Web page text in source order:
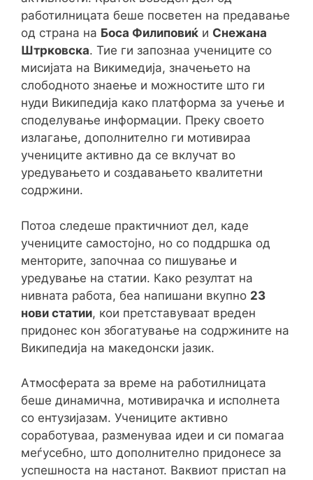
работилницата беше посветен на предавање
од страна на Боса Филиповиќ и Снежана
Штрковска. Тие ги запознаа учениците со
мисијата на Викимедија, значењето на
слободното знаење и можностите што ги
нуди Википедија како платформа за учење и
споделување информации. Преку своето
излагање, дополнително ги мотивираа
учениците активно да се вклучат во
уредувањето и создавањето квалитетни
содржини.
Потоа следеше практичниот дел, каде
учениците самостојно, но со поддршка од
менторите, започнаа со пишување и
уредување на статии. Како резултат на
нивната работа, беа напишани вкупно 23
нови статии, кои претставуваат вреден
придонес кон збогатување на содржините на
Википедија на македонски јазик.
Атмосферата за време на работилницата
беше динамична, мотивирачка и исполнета
со ентузијазам. Учениците активно
соработуваа, разменуваа идеи и си помагаа
меѓусебно, што дополнително придонесе за
успешноста на настанот. Ваквиот пристап на